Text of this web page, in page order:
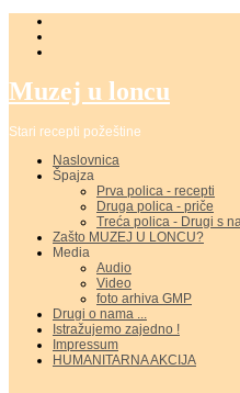
Muzej u loncu
Stari recepti požeštine
Naslovnica
Špajza
Prva polica - recepti
Druga polica - priče
Treća polica - Drugi s
Zašto MUZEJ U LONCU?
Media
Audio
Video
foto arhiva GMP
Drugi o nama ...
Istražujemo zajedno !
Impressum
HUMANITARNA AKCIJA